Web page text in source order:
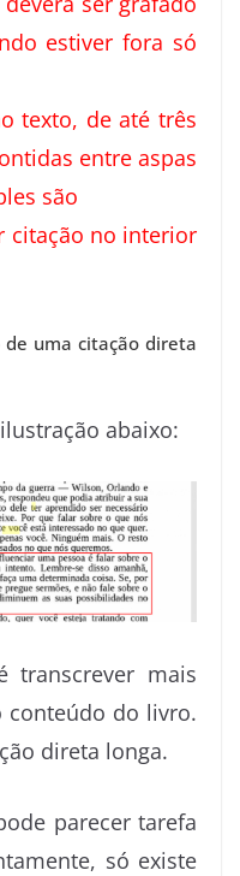
estiver fora só
texto, de até três
entre aspas
são
citação no interior
uma citação direta
abaixo:
transcrever mais
conteúdo do livro.
direta longa.
parecer tarefa
só existe